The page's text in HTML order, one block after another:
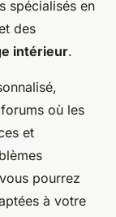
spécialisés en
des
intérieur.
où les
et
pourrez
à votre